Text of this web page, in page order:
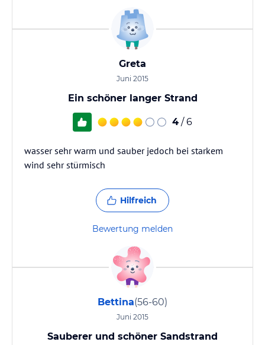
Greta
Juni 2015
Ein schöner langer Strand
4 / 6
wasser sehr warm und sauber jedoch bei starkem
wind sehr stürmisch
Hilfreich
Bewertung melden
Bettina(56-60)
Juni 2015
Sauberer und schöner Sandstrand